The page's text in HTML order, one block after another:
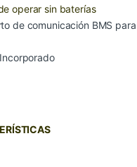
operar sin baterías
de comunicación BMS